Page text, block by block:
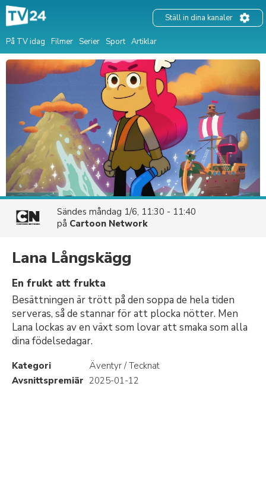
På TV idag Filmer Serier Sport Artiklar
Ställ in dina kanaler
Sändes måndag 1/6, 11:30 - 11:40
på Cartoon Network
Lana Långskägg
En frukt att frukta
Besättningen är trött på den soppa de hela tiden
serveras, så de stannar för att plocka nötter. Men
Lana lockas av en växt som lovar att smaka som alla
dina födelsedagar.
Kategori
Äventyr / Tecknat
Avsnittspremiär 2025-01-12